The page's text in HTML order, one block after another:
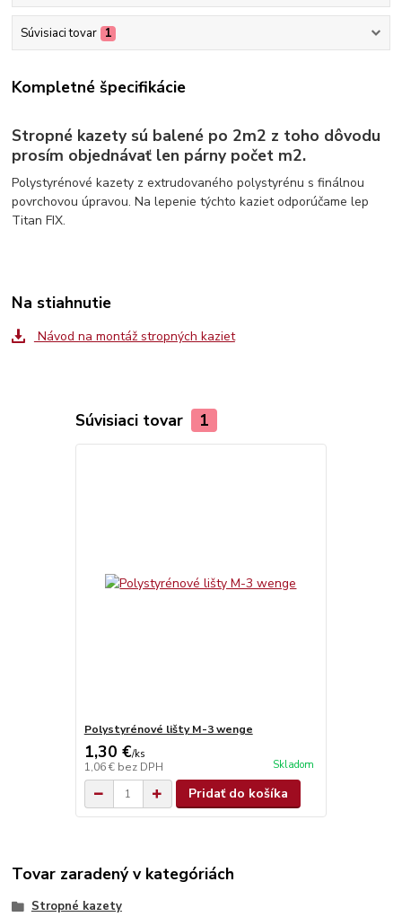
Súvisiaci tovar 1
Kompletné špecifikácie
Stropné kazety sú balené po 2m2 z toho dôvodu
prosím objednávať len párny počet m2.
Polystyrénové kazety z extrudovaného polystyrénu s finálnou
povrchovou úpravou. Na lepenie týchto kaziet odporúčame lep
Titan FIX.
Na stiahnutie
Návod na montáž stropných kaziet
Súvisiaci tovar 1
Polystyrénové lišty M-3 wenge
1,30 €/ks
1,06 € bez DPH Skladom
Pridať do košíka
Tovar zaradený v kategóriách
Stropné kazety